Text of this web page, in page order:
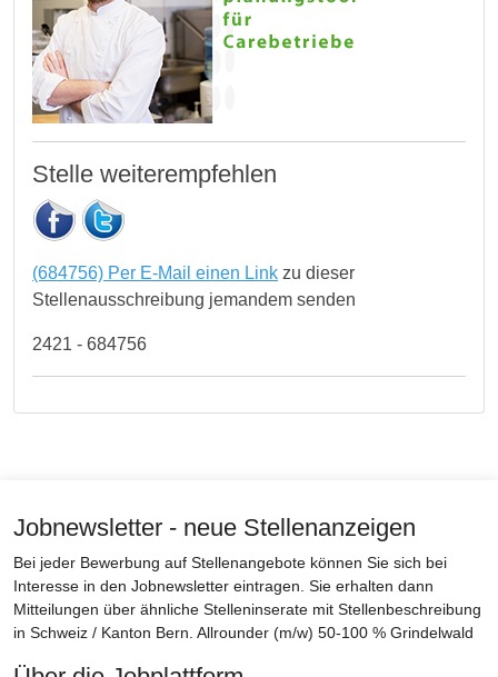
Stelle weiterempfehlen
(684756) Per E-Mail einen Link zu dieser
Stellenausschreibung jemandem senden
2421 - 684756
Jobnewsletter - neue Stellenanzeigen
Bei jeder Bewerbung auf Stellenangebote können Sie sich bei
Interesse in den Jobnewsletter eintragen. Sie erhalten dann
Mitteilungen über ähnliche Stelleninserate mit Stellenbeschreibung
in Schweiz / Kanton Bern. Allrounder (m/w) 50-100 % Grindelwald